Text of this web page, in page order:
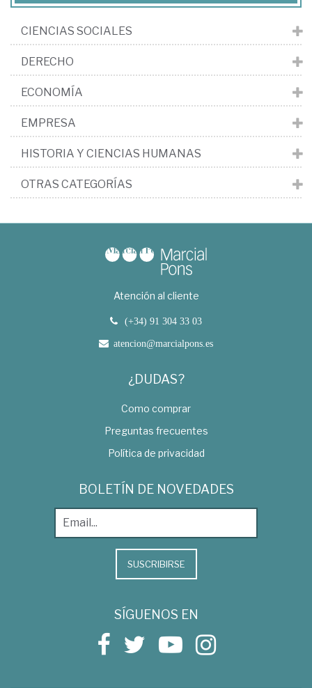
CIENCIAS SOCIALES
DERECHO
ECONOMÍA
EMPRESA
HISTORIA Y CIENCIAS HUMANAS
OTRAS CATEGORÍAS
Atención al cliente
(+34) 91 304 33 03
atencion@marcialpons.es
¿DUDAS?
Como comprar
Preguntas frecuentes
Política de privacidad
BOLETÍN DE NOVEDADES
SUSCRIBIRSE
SÍGUENOS EN